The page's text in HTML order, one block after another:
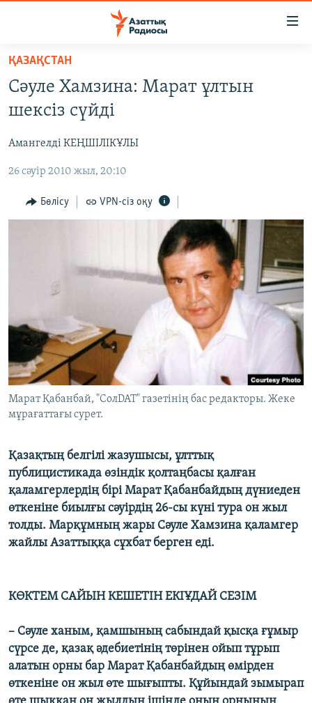
Skip
main
content
to
Navigation
САЯСАТ
ҚАҢТАР ОҚИҒАСЫ
АДАМ ҚҰҚЫҚТАРЫ
ӘЛЕУМЕТ
Русский
ЖАЗЫЛЫҢЫЗ
Басқа тілдерде
ҚАЗАҚСТАН
Сәуле Хамзина: Марат ұлтын
шексіз сүйді
Амангелді КЕҢШІЛІКҰЛЫ
26 сәуір 2010 жыл, 20:10
Бөлісу VPN-сіз оқу
Марат Қабанбай, "СолDAT" газетінің бас редакторы. Жеке
мұрағаттағы сурет.
Қазақтың белгілі жазушысы, ұлттық
публицистикада өзіндік қолтаңбасы қалған
қаламгерлердің бірі Марат Қабанбайдың дүниеден
өткеніне биылғы сәуірдің 26-сы күні тура он жыл
толды. Марқұмның жары Сәуле Хамзина қаламгер
жайлы Азаттыққа сұхбат берген еді.
КӨКТЕМ САЙЫН КЕШЕТІН ЕКІҰДАЙ СЕЗІМ
– Сәуле ханым, қамшының сабындай қысқа ғұмыр
сүрсе де, қазақ әдебиетінің төрінен ойып тұрып
алатын орны бар Марат Қабанбайдың өмірден
өткеніне он жыл өте шығыпты. Құйындай зымырап